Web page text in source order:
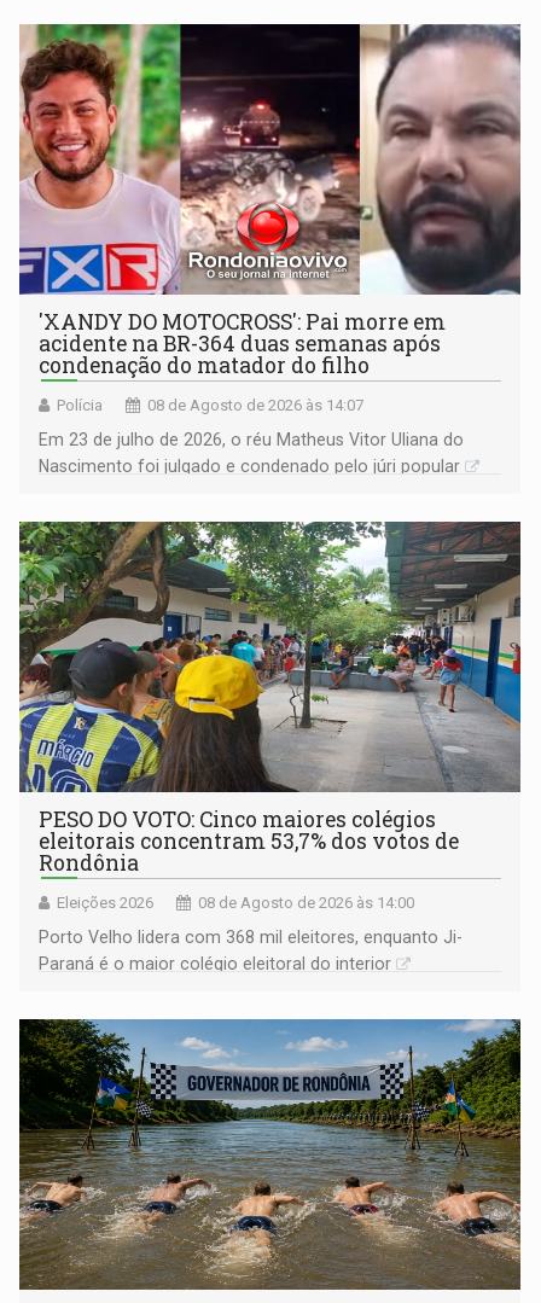
'XANDY DO MOTOCROSS': Pai morre em
acidente na BR-364 duas semanas após
condenação do matador do filho
Polícia 08 de Agosto de 2026 às 14:07
Em 23 de julho de 2026, o réu Matheus Vitor Uliana do
Nascimento foi julgado e condenado pelo júri popular
PESO DO VOTO: Cinco maiores colégios
eleitorais concentram 53,7% dos votos de
Rondônia
Eleições 2026 08 de Agosto de 2026 às 14:00
Porto Velho lidera com 368 mil eleitores, enquanto Ji-
Paraná é o maior colégio eleitoral do interior